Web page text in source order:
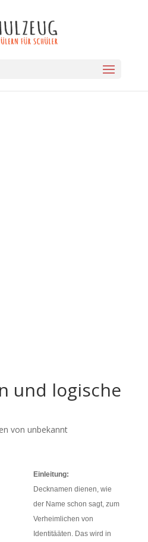
und logische
von unbekannt
Einleitung:
Decknamen dienen, wie
der Name schon sagt, zum
Verheimlichen von
Identitääten. Das wird in